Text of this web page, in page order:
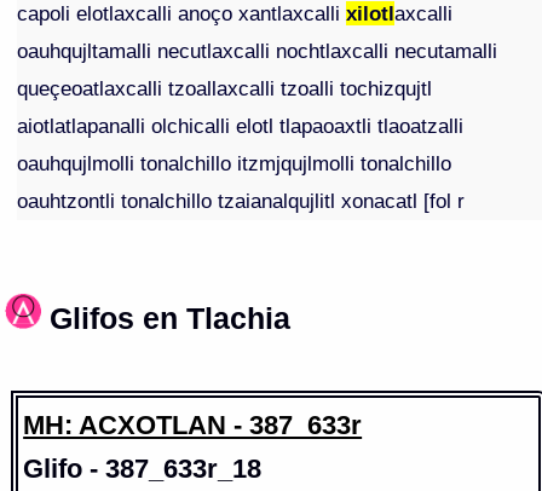
capoli elotlaxcalli anoço xantlaxcallixilotlaxcalli
oauhqujltamalli necutlaxcalli nochtlaxcalli necutamalli
queçeoatlaxcalli tzoallaxcalli tzoalli tochizqujtl
aiotlatlapanalli olchicalli elotl tlapaoaxtli tlaoatzalli
oauhqujlmolli tonalchillo itzmjqujlmolli tonalchillo
oauhtzontli tonalchillo tzaianalqujlitl xonacatl [fol r
Glifos en Tlachia
MH: ACXOTLAN - 387_633r
Glifo - 387_633r_18